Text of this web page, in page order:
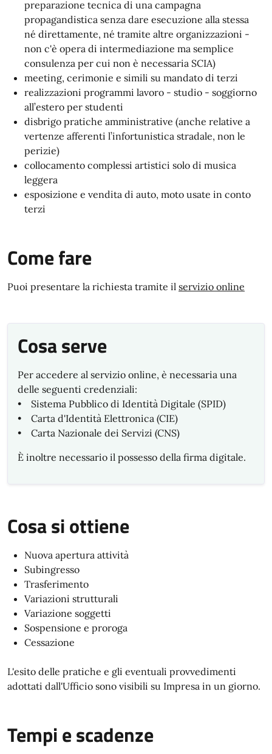
preparazione tecnica di una campagna
propagandistica senza dare esecuzione alla stessa
né direttamente, né tramite altre organizzazioni -
non c'è opera di intermediazione ma semplice
consulenza per cui non è necessaria SCIA)
meeting, cerimonie e simili su mandato di terzi
realizzazioni programmi lavoro - studio - soggiorno
all’estero per studenti
disbrigo pratiche amministrative (anche relative a
vertenze afferenti l’infortunistica stradale, non le
perizie)
collocamento complessi artistici solo di musica
leggera
esposizione e vendita di auto, moto usate in conto
terzi
Come fare
Puoi presentare la richiesta tramite il servizio online
Cosa serve
Per accedere al servizio online, è necessaria una
delle seguenti credenziali:
• Sistema Pubblico di Identità Digitale (SPID)
• Carta d'Identità Elettronica (CIE)
• Carta Nazionale dei Servizi (CNS)
È inoltre necessario il possesso della firma digitale.
Cosa si ottiene
Nuova apertura attività
Subingresso
Trasferimento
Variazioni strutturali
Variazione soggetti
Sospensione e proroga
Cessazione
L'esito delle pratiche e gli eventuali provvedimenti
adottati dall'Ufficio sono visibili su Impresa in un giorno.
Tempi e scadenze